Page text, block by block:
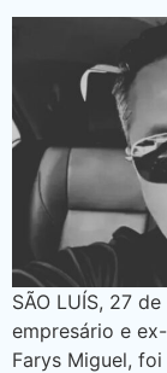
SÃO LUÍS, 27
empresário e
Farys Miguel,